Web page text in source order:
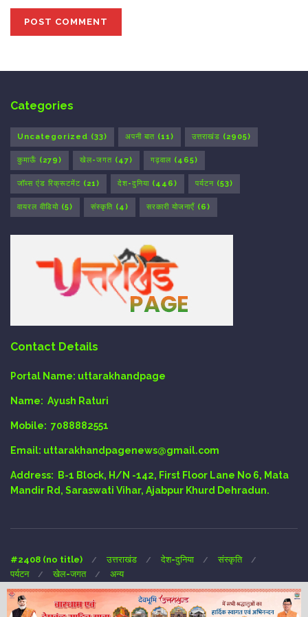
Categories
Uncategorized (33) अपनी बात (11) उत्तराखंड (2905)
कुमाऊँ (279) खेल-जगत (47) गढ़वाल (465)
जॉब्स एंड रिक्रूटमेंट (21) देश-दुनिया (446) पर्यटन (53)
वायरल वीडियो (5) संस्कृति (4) सरकारी योजनाएँ (6)
Contact Details
Portal Name: uttarakhandpage
Name: Ayush Raturi
Mobile: 7088882551
Email: uttarakhandpagenews@gmail.com
Address:
B-1 Block, H/N -142, First Floor Lane No 6, Mata
Mandir Rd, Saraswati Vihar, Ajabpur Khurd Dehradun.
#2408 (no title) उत्तराखंड देश-दुनिया
संस्कृति
पर्यटन
खेल-जगत अन्य
Copyright © 2024 UTTARAKHAND-PAGE